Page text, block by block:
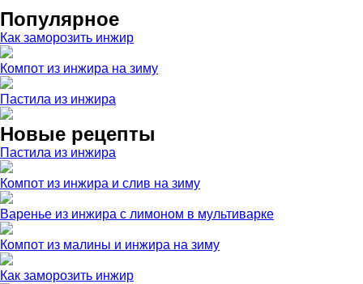
Популярное
Как заморозить инжир
Компот из инжира на зиму
Пастила из инжира
Новые рецепты
Пастила из инжира
Компот из инжира и слив на зиму
Варенье из инжира с лимоном в мультиварке
Компот из малины и инжира на зиму
Как заморозить инжир